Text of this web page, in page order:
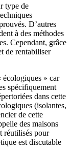
type de
D’autres
à des méthodes
Cependant, grâce
de rentabiliser
écologiques » car
spécifiquement
dans cette
(isolantes,
de cette
des maisons
réutilisés pour
est discutable